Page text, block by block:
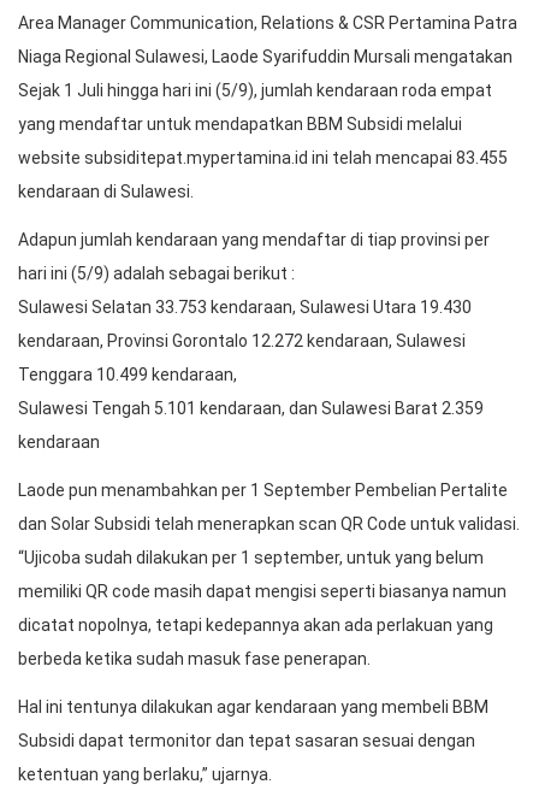
Area Manager Communication, Relations & CSR Pertamina Patra
Niaga Regional Sulawesi, Laode Syarifuddin Mursali mengatakan
Sejak 1 Juli hingga hari ini (5/9), jumlah kendaraan roda empat
yang mendaftar untuk mendapatkan BBM Subsidi melalui
website subsiditepat.mypertamina.id ini telah mencapai 83.455
kendaraan di Sulawesi.
Adapun jumlah kendaraan yang mendaftar di tiap provinsi per
hari ini (5/9) adalah sebagai berikut :
Sulawesi Selatan 33.753 kendaraan, Sulawesi Utara 19.430
kendaraan, Provinsi Gorontalo 12.272 kendaraan, Sulawesi
Tenggara 10.499 kendaraan,
Sulawesi Tengah 5.101 kendaraan, dan Sulawesi Barat 2.359
kendaraan
Laode pun menambahkan per 1 September Pembelian Pertalite
dan Solar Subsidi telah menerapkan scan QR Code untuk validasi.
“Ujicoba sudah dilakukan per 1 september, untuk yang belum
memiliki QR code masih dapat mengisi seperti biasanya namun
dicatat nopolnya, tetapi kedepannya akan ada perlakuan yang
berbeda ketika sudah masuk fase penerapan.
Hal ini tentunya dilakukan agar kendaraan yang membeli BBM
Subsidi dapat termonitor dan tepat sasaran sesuai dengan
ketentuan yang berlaku,” ujarnya.